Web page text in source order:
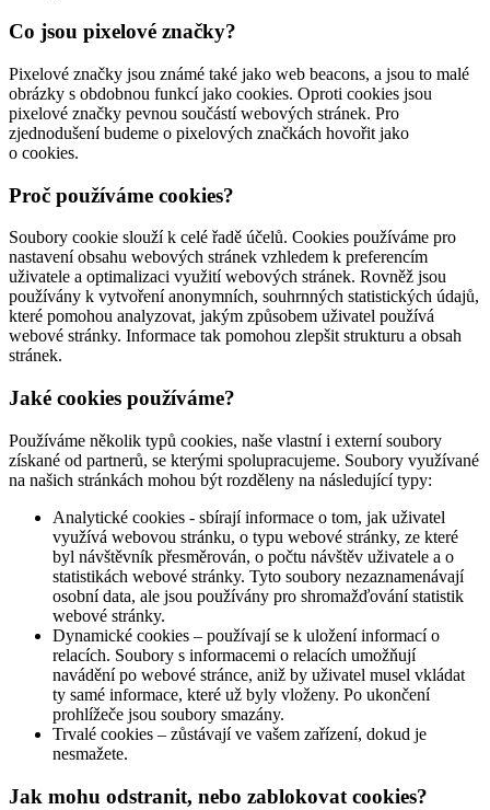
Co jsou pixelové značky?
Pixelové značky jsou známé také jako web beacons, a jsou to malé
obrázky s obdobnou funkcí jako cookies. Oproti cookies jsou
pixelové značky pevnou součástí webových stránek. Pro
zjednodušení budeme o pixelových značkách hovořit jako
o cookies.
Proč používáme cookies?
Soubory cookie slouží k celé řadě účelů. Cookies používáme pro
nastavení obsahu webových stránek vzhledem k preferencím
uživatele a optimalizaci využití webových stránek. Rovněž jsou
používány k vytvoření anonymních, souhrnných statistických údajů,
které pomohou analyzovat, jakým způsobem uživatel používá
webové stránky. Informace tak pomohou zlepšit strukturu a obsah
stránek.
Jaké cookies používáme?
Používáme několik typů cookies, naše vlastní i externí soubory
získané od partnerů, se kterými spolupracujeme. Soubory využívané
na našich stránkách mohou být rozděleny na následující typy:
Analytické cookies - sbírají informace o tom, jak uživatel
využívá webovou stránku, o typu webové stránky, ze které
byl návštěvník přesměrován, o počtu návštěv uživatele a o
statistikách webové stránky. Tyto soubory nezaznamenávají
osobní data, ale jsou používány pro shromažďování statistik
webové stránky.
Dynamické cookies – používají se k uložení informací o
relacích. Soubory s informacemi o relacích umožňují
navádění po webové stránce, aniž by uživatel musel vkládat
ty samé informace, které už byly vloženy. Po ukončení
prohlížeče jsou soubory smazány.
Trvalé cookies – zůstávají ve vašem zařízení, dokud je
nesmažete.
Jak mohu odstranit, nebo zablokovat cookies?